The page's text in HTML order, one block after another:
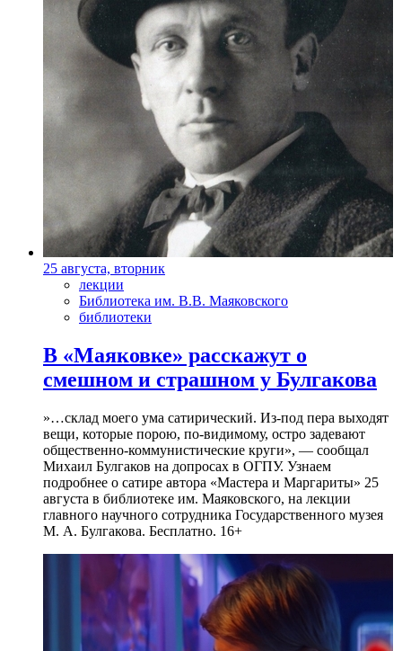
25 августа, вторник
лекции
Библиотека им. В.В. Маяковского
библиотеки
В «Маяковке» расскажут о
смешном и страшном у Булгакова
»…склад моего ума сатирический. Из-под пера выходят
вещи, которые порою, по-видимому, остро задевают
общественно-коммунистические круги», — сообщал
Михаил Булгаков на допросах в ОГПУ. Узнаем
подробнее о сатире автора «Мастера и Маргариты» 25
августа в библиотеке им. Маяковского, на лекции
главного научного сотрудника Государственного музея
М. А. Булгакова. Бесплатно. 16+